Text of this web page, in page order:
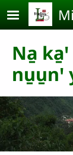
Pasar al
Na̱
nu̱u̱nꞌ